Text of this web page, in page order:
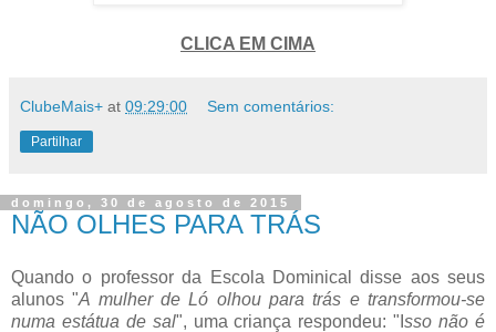
CLICA EM CIMA
ClubeMais+ at 09:29:00 Sem comentários:
Partilhar
domingo, 30 de agosto de 2015
NÃO OLHES PARA TRÁS
Quando o professor da Escola Dominical disse aos seus
alunos "A mulher de Ló olhou para trás e transformou-se
numa estátua de sal", uma criança respondeu: "Isso não é